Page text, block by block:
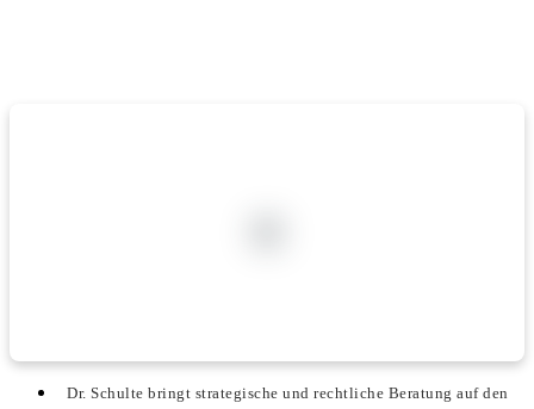
Dr. Schulte bringt strategische und rechtliche Beratung auf den